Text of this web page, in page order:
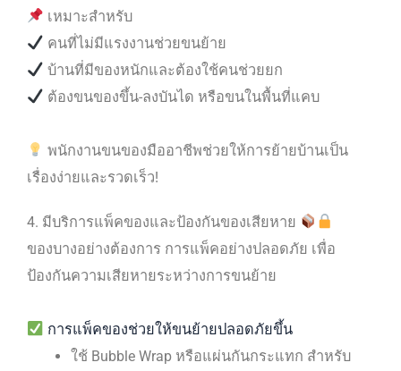
เหมาะสำหรับ
คนที่ไม่มีแรงงานช่วยขนย้าย
บ้านที่มีของหนักและต้องใช้คนช่วยยก
ต้องขนของขึ้น-ลงบันได หรือขนในพื้นที่แคบ
พนักงานขนของมืออาชีพช่วยให้การย้ายบ้านเป็น
เรื่องง่ายและรวดเร็ว!
4. มีบริการแพ็คของและป้องกันของเสียหาย
ของบางอย่างต้องการ การแพ็คอย่างปลอดภัย เพื่อ
ป้องกันความเสียหายระหว่างการขนย้าย
การแพ็คของช่วยให้ขนย้ายปลอดภัยขึ้น
ใช้ Bubble Wrap หรือแผ่นกันกระแทก สำหรับ